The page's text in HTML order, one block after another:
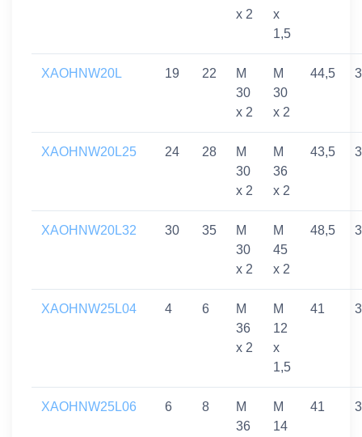
x 2
x
1,5
XAOHNW20L 19 22
M
30
x 2
M
30
x 2
44,5
XAOHNW20L25 24 28
M
30
x 2
M
36
x 2
43,5
XAOHNW20L32 30 35
M
30
x 2
M
45
x 2
48,5
XAOHNW25L04 4 6
M
36
x 2
M
12
x
1,5
41
XAOHNW25L06 6 8
M
36
M
14
41